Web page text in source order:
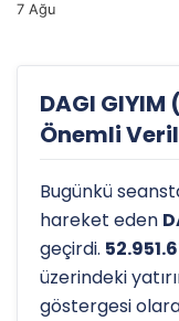
7 Ağu
DAGI
Önemli
Bugünkü
hareket eden
geçirdi.
üzerindeki
göstergesi